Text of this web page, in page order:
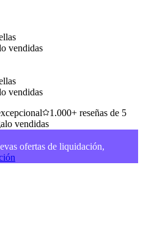
vendidas
vendidas
1.000+ reseñas de 5
vendidas
ofertas de liquidación,